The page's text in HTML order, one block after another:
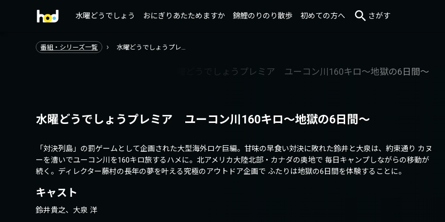
水曜どうでしょう おにぎりあたためますか 錦鯉のりのり散歩 初めての方へ さがす
番組・シリーズ一覧 › 水曜どうでしょうプレ…
水曜どうでしょうプレミア ユーコン川160キロ～地獄の6日間～
「対決列島」の罰ゲームとして企画された大型海外ロケ巨編。甘味の早食い対決に敗れた鈴井と大泉は、約束通り カヌ
ーを漕いでユーコン川を160キロ旅するハメに。北アメリカ大陸北部・カナダの奥地で 毎日キャンプしながらの移動が
続く。ディレクター藤村の長年の夢を叶える究極のアウトドア企画で ふたりは地獄の6日間を体験することに。
キャスト
鈴井貴之、大泉 洋